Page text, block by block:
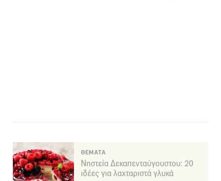
ΘΕΜΑΤΑ
Νηστεία Δεκαπενταύγουστου: 20
ιδέες για λαχταριστά γλυκά